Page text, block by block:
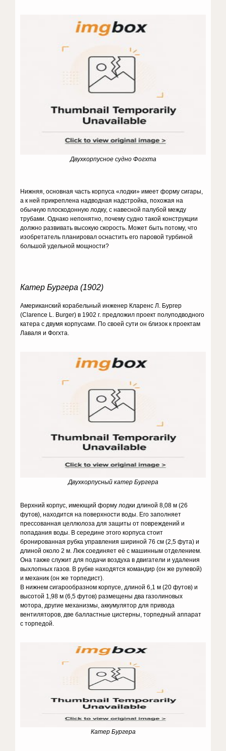
Двухкорпусное судно Фогхта
Нижняя, основная часть корпуса «лодки» имеет форму сигары,
а к ней прикреплена надводная надстройка, похожая на
обычную плоскодонную лодку, с навесной палубой между
трубами. Однако непонятно, почему судно такой конструкции
должно развивать высокую скорость. Может быть потому, что
изобретатель планировал оснастить его паровой турбиной
большой удельной мощности?
Катер Бургера (1902)
Американский корабельный инженер Кларенс Л. Бургер
(Clarence L. Burger) в 1902 г. предложил проект полуподводного
катера с двумя корпусами. По своей сути он близок к проектам
Лаваля и Фогхта.
Двухкорпусный катер Бургера
Верхний корпус, имеющий форму лодки длиной 8,08 м (26
футов), находится на поверхности воды. Его заполняет
прессованная целлюлоза для защиты от повреждений и
попадания воды. В середине этого корпуса стоит
бронированная рубка управления шириной 76 см (2,5 фута) и
длиной около 2 м. Люк соединяет её с машинным отделением.
Она также служит для подачи воздуха в двигатели и удаления
выхлопных газов. В рубке находятся командир (он же рулевой)
и механик (он же торпедист).
В нижнем сигарообразном корпусе, длиной 6,1 м (20 футов) и
высотой 1,98 м (6,5 футов) размещены два газолиновых
мотора, другие механизмы, аккумулятор для привода
вентиляторов, две балластные цистерны, торпедный аппарат
с торпедой.
Катер Бургера